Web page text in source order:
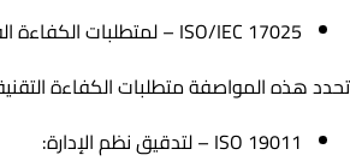
ISO/IEC 17025 – لمتطلبات الكفاءة الفنية لمختبرات الاختبار والمعايرة:
تحدد هذه المواصفة متطلبات الكفاءة التقنية
ISO 19011 – لتدقيق نظم الإدارة: